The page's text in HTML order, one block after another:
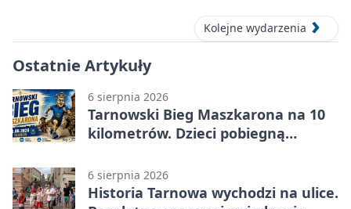
Kolejne wydarzenia
Ostatnie Artykuły
6 sierpnia 2026
Tarnowski Bieg Maszkarona na 10
kilometrów. Dzieci pobiegną
6 sierpnia 2026
Historia Tarnowa wychodzi na ulice.